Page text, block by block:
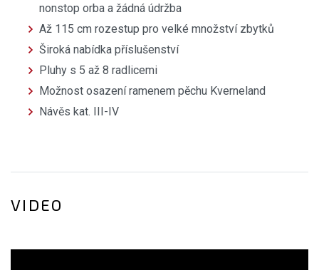
nonstop orba a žádná údržba
Až 115 cm rozestup pro velké množství zbytků
Široká nabídka příslušenství
Pluhy s 5 až 8 radlicemi
Možnost osazení ramenem pěchu Kverneland
Návěs kat. III-IV
VIDEO